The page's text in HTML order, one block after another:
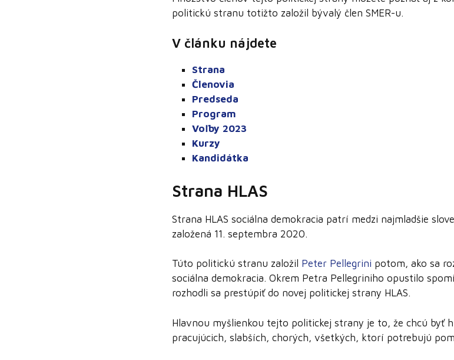
politickú stranu totižto založil bývalý člen SMER-u.
V článku nájdete
Strana
Členovia
Predseda
Program
Voľby 2023
Kurzy
Kandidátka
Strana HLAS
Strana HLAS sociálna demokracia patrí medzi najmladšie
založená 11. septembra 2020.
Túto politickú stranu založil Peter Pellegrini potom, ako sa
sociálna demokracia. Okrem Petra Pellegriniho opustilo
rozhodli sa prestúpiť do novej politickej strany HLAS.
Hlavnou myšlienkou tejto politickej strany je to, že chcú byť
pracujúcich, slabších, chorých, všetkých, ktorí potrebujú